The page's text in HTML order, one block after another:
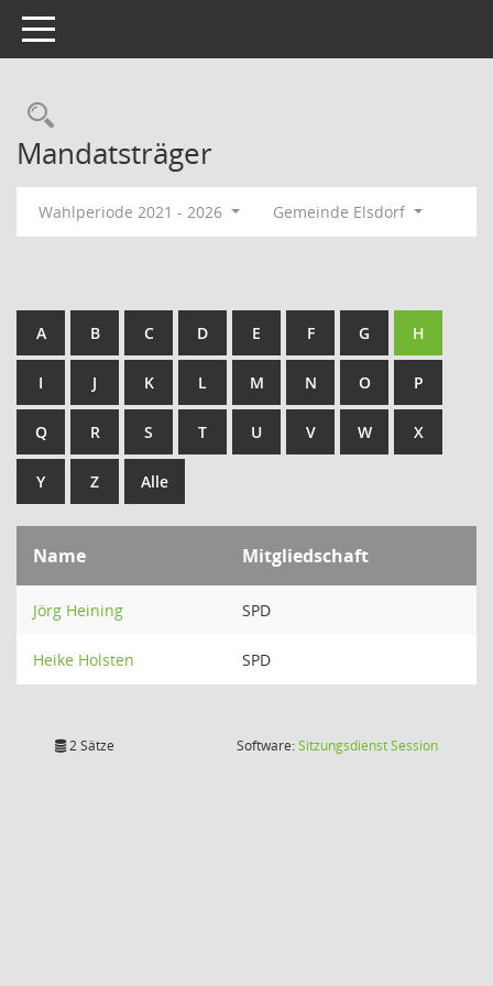
Toggle navigation
Rechercheauswahl
Mandatsträger
Wahlperiode 2021 - 2026 Gemeinde Elsdorf
A B C D E F G H
I J K L M N O P
Q R S T U V W X
Y Z Alle
Name Mitgliedschaft
Jörg Heining SPD
Heike Holsten SPD
2 Sätze Software:SitzungsdienstSession(Wird in